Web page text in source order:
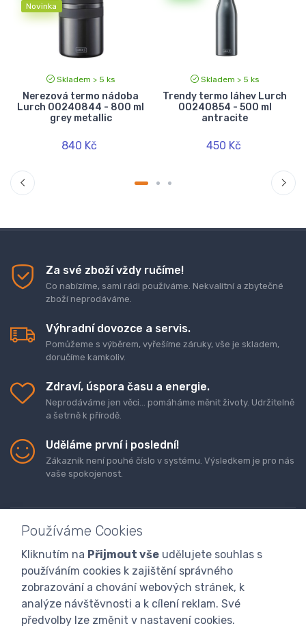
Novinka
Skladem > 5 ks
Nerezová termo nádoba
Lurch 00240844 - 800 ml
grey metallic
840 Kč
Skladem > 5 ks
Trendy termo láhev Lurch
00240854 - 500 ml
antracite
450 Kč
Za své zboží vždy ručíme!
Co nabízíme, sami rádi používáme. Nekvalitní a zbytečné
zboží neprodáváme.
Výhradní dovozce a servis.
Pomůžeme s výběrem, vyřešíme záruky, vše je skladem,
doručíme kamkoliv.
Zdraví, úspora času a energie.
Neprodáváme jen věci... pomáháme měnit životy. Udržitelně
a šetrně k přírodě.
Uděláme první i poslední!
Zákazník není pouhé číslo v systému. Výsledkem je pro nás
vaše spokojenost.
Doprava a platba zboží Kontaktujte nás
GDPR
Obchodní podmínky
Odstoupení od smlouvy
Program digitalizace
Používáme Cookies
Kliknutím na Přijmout vše udělujete souhlas s
používáním cookies k zajištění správného
zobrazování a chování webových stránek, k
analýze návštěvnosti a k cílení reklam. Své
předvolby lze změnit v nastavení cookies.